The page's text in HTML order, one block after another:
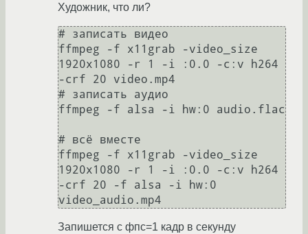
Художник, что ли?
# записать видео
ffmpeg -f x11grab -video_size
1920x1080 -r 1 -i :0.0 -c:v h264
-crf 20 video.mp4
# записать аудио
ffmpeg -f alsa -i hw:0 audio.flac
# всё вместе
ffmpeg -f x11grab -video_size
1920x1080 -r 1 -i :0.0 -c:v h264
-crf 20 -f alsa -i hw:0
Запишется с фпс=1 кадр в секунду